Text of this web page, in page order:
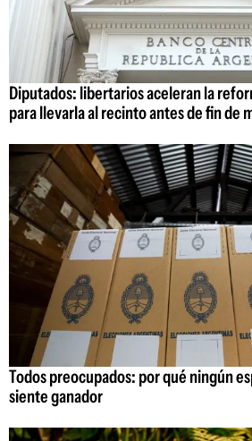
Diputados: libertarios aceleran la
para llevarla al recinto antes de fin de
Todos preocupados: por qué ningún
siente ganador